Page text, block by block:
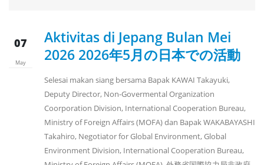
07
May
Aktivitas di Jepang Bulan Mei
2026 2026年5月の日本での活動
Selesai makan siang bersama Bapak KAWAI Takayuki,
Deputy Director, Non-Govermental Organization
Coorporation Division, International Cooperation Bureau,
Ministry of Foreign Affairs (MOFA) dan Bapak WAKABAYASHI
Takahiro, Negotiator for Global Environment, Global
Environment Division, International Cooperation Bureau,